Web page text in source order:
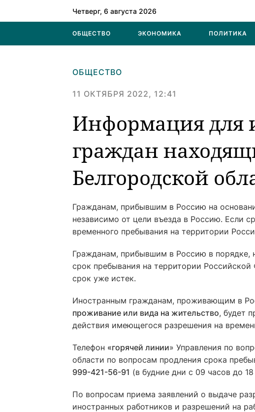
Четверг, 6 августа 2026
ОБЩЕСТВО ЭКОНОМИКА ПОЛИТИКА
ОБЩЕСТВО
11 ОКТЯБРЯ 2022, 12:41
Информация для
граждан
Белгородской
Гражданам, прибывшим в Россию на
независимо от цели въезда в Россию. Если
временного пребывания на территории
Гражданам, прибывшим в Россию в порядке,
срок пребывания на территории
срок уже истек.
Иностранным гражданам, проживающим в
проживание или вида на жительство, будет
действия имеющегося разрешения на
Телефон «горячей линии» Управления по
области по вопросам продления срока
999-421-56-91 (в будние дни с 09 часов до
По вопросам приема заявлений о выдаче
иностранных работников и разрешений на